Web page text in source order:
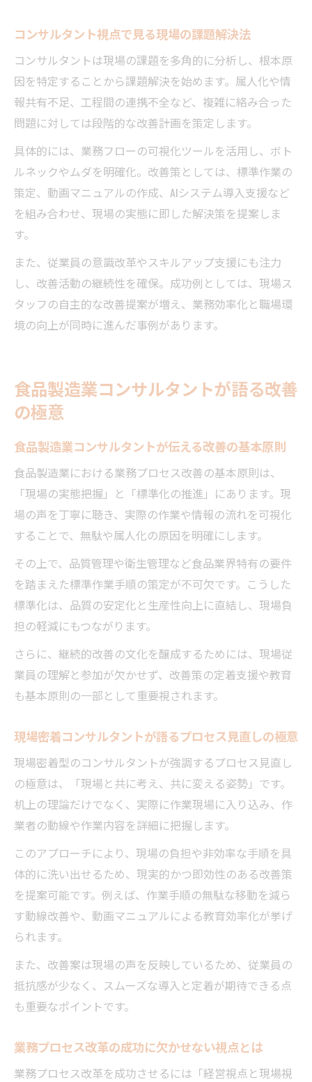
コンサルタント視点で見る現場の課題解決法
コンサルタントは現場の課題を多角的に分析し、根本原
因を特定することから課題解決を始めます。属人化や情
報共有不足、工程間の連携不全など、複雑に絡み合った
問題に対しては段階的な改善計画を策定します。
具体的には、業務フローの可視化ツールを活用し、ボト
ルネックやムダを明確化。改善策としては、標準作業の
策定、動画マニュアルの作成、AIシステム導入支援など
を組み合わせ、現場の実態に即した解決策を提案しま
す。
また、従業員の意識改革やスキルアップ支援にも注力
し、改善活動の継続性を確保。成功例としては、現場ス
タッフの自主的な改善提案が増え、業務効率化と職場環
境の向上が同時に進んだ事例があります。
食品製造業コンサルタントが語る改善
の極意
食品製造業コンサルタントが伝える改善の基本原則
食品製造業における業務プロセス改善の基本原則は、
「現場の実態把握」と「標準化の推進」にあります。現
場の声を丁寧に聴き、実際の作業や情報の流れを可視化
することで、無駄や属人化の原因を明確にします。
その上で、品質管理や衛生管理など食品業界特有の要件
を踏まえた標準作業手順の策定が不可欠です。こうした
標準化は、品質の安定化と生産性向上に直結し、現場負
担の軽減にもつながります。
さらに、継続的改善の文化を醸成するためには、現場従
業員の理解と参加が欠かせず、改善策の定着支援や教育
も基本原則の一部として重要視されます。
現場密着コンサルタントが語るプロセス見直しの極意
現場密着型のコンサルタントが強調するプロセス見直し
の極意は、「現場と共に考え、共に変える姿勢」です。
机上の理論だけでなく、実際に作業現場に入り込み、作
業者の動線や作業内容を詳細に把握します。
このアプローチにより、現場の負担や非効率な手順を具
体的に洗い出せるため、現実的かつ即効性のある改善策
を提案可能です。例えば、作業手順の無駄な移動を減ら
す動線改善や、動画マニュアルによる教育効率化が挙げ
られます。
また、改善案は現場の声を反映しているため、従業員の
抵抗感が少なく、スムーズな導入と定着が期待できる点
も重要なポイントです。
業務プロセス改革の成功に欠かせない視点とは
業務プロセス改革を成功させるには「経営視点と現場視